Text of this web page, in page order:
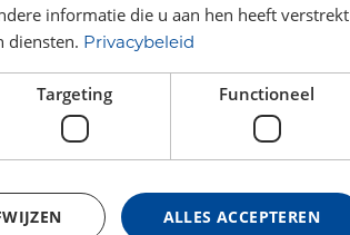
informatie die u aan hen heeft verstrekt
diensten. Privacybeleid
Targeting Functioneel
ALLES ACCEPTEREN